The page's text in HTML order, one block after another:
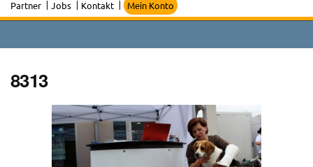
Partner Jobs Kontakt Mein Konto
8313